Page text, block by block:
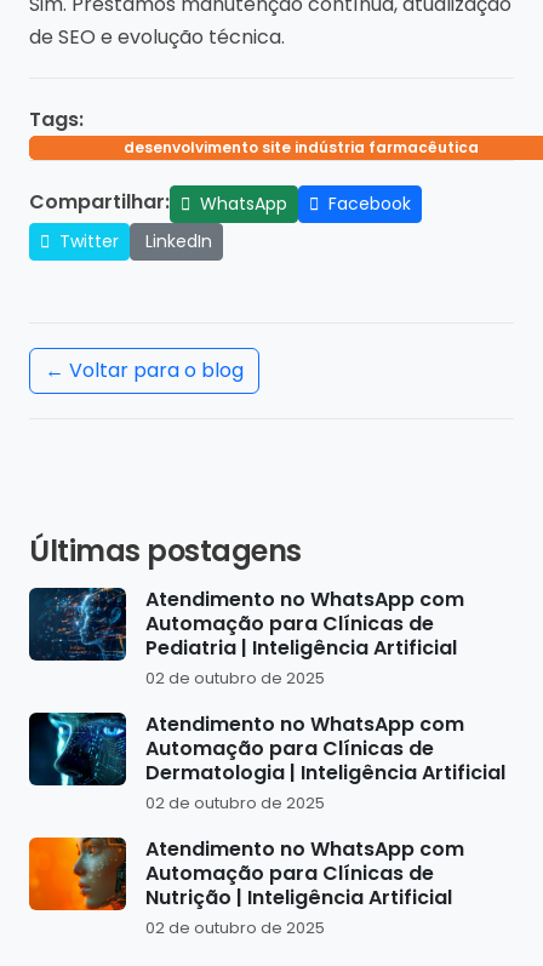
de SEO e evolução técnica.
Tags:
criação de site para indústria farmacêutica
site profissional farmacêutico
site b2b farmacêutico
desenvolvimento site indústria farmacêutica
Compartilhar: WhatsApp
Facebook
Twitter
LinkedIn
← Voltar para o blog
Últimas postagens
Atendimento no WhatsApp com
Automação para Clínicas de
Pediatria | Inteligência Artificial
02 de outubro de 2025
Atendimento no WhatsApp com
Automação para Clínicas de
Dermatologia | Inteligência Artificial
02 de outubro de 2025
Atendimento no WhatsApp com
Automação para Clínicas de
Nutrição | Inteligência Artificial
02 de outubro de 2025